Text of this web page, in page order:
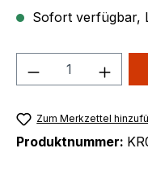
Sofort verfügbar,
Produkt
Zum Merkzettel
Produktnummer: